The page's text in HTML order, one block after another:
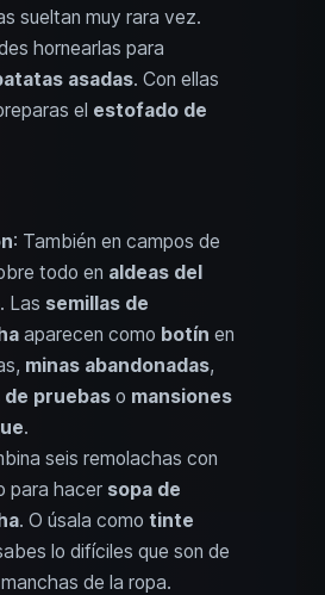
sueltan muy rara vez.
hornearlas para
asadas. Con ellas
el estofado de
: También en campos de
todo en aldeas del
. Las semillas de
aparecen como botín en
minas abandonadas,
de pruebas o mansiones
.
seis remolachas con
para hacer sopa de
. O úsala como tinte
lo difíciles que son de
de la ropa.